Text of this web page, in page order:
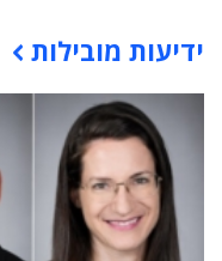
תוכן פרסומי
ידיעות מובילות